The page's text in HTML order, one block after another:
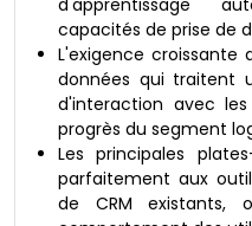
capacités de prise de
L'exigence croissante
données qui traitent
d'interaction avec
progrès du segment
Les principales
parfaitement aux
de CRM existants,